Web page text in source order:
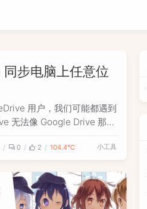
步电脑上任意位
用户，我们可能都遇到
无法像 Google Drive 那样
目录内的文件，或者同步
、视频这些特定的文件夹。
0 2 104.4℃ 小工具